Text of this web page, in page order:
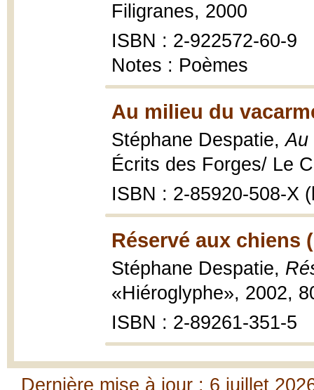
Filigranes, 2000
ISBN : 2-922572-60-9
Notes : Poèmes
Au milieu du
Stéphane Despatie,Au
Écrits des Forges/ Le
ISBN : 2-85920-508-X
Réservé aux chiens
Stéphane Despatie,
«Hiéroglyphe», 2002,
ISBN : 2-89261-351-5
Dernière mise à jour : 6 juillet